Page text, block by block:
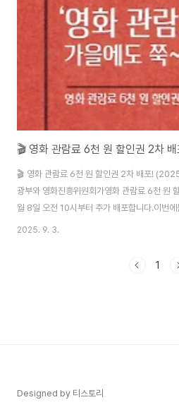
웹 > 마이 페이지 > 쿠폰함에서 자동 등록된 할
🎬 영화 관람료 6천 원 할인권 2차 배포!
광부와 영화진흥위원회가영화 관람료 6천
월 8일 오전 10시부터 추가 배포합니다.이번에
→ 선착순 결제 사용 방식으로 진행됩니다. 📌
2025. 9. 3.
1
Designed by 티스토리